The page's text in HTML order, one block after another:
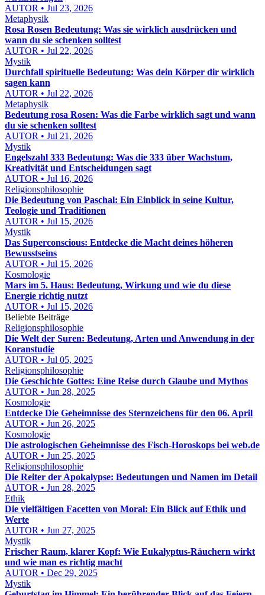
AUTOR • Jul 23, 2026
Metaphysik
Rosa Rosen Bedeutung: Was sie wirklich ausdrücken und
wann du sie schenken solltest
AUTOR • Jul 22, 2026
Mystik
Durchfall spirituelle Bedeutung: Was dein Körper dir wirklich
sagen kann
AUTOR • Jul 22, 2026
Metaphysik
Bedeutung rosa Rosen: Was die Farbe wirklich sagt und wann
du sie schenken solltest
AUTOR • Jul 21, 2026
Mystik
Engelszahl 333 Bedeutung: Was die 333 über Wachstum,
Kreativität und Entscheidungen sagt
AUTOR • Jul 16, 2026
Religionsphilosophie
Die Bedeutung von Paschal: Ein Einblick in seine Kultur,
Teologie und Traditionen
AUTOR • Jul 15, 2026
Mystik
Das Superconscious: Entdecke die Macht deines höheren
Bewusstseins
AUTOR • Jul 15, 2026
Kosmologie
Mars im 5. Haus: Bedeutung, Wirkung und wie du diese
Energie richtig nutzt
AUTOR • Jul 15, 2026
Beliebte Beiträge
Religionsphilosophie
Die Welt der Suren: Bedeutung, Arten und Anwendung in der
Koranstudie
AUTOR • Jul 05, 2025
Religionsphilosophie
Die Geschichte Gottes: Eine Reise durch Glaube und Mythos
AUTOR • Jun 28, 2025
Kosmologie
Entdecke Die Geheimnisse des Sternzeichens für den 06. April
AUTOR • Jun 26, 2025
Kosmologie
Die astrologischen Geheimnisse des Fisch-Horoskops bei web.de
AUTOR • Jun 25, 2025
Religionsphilosophie
Die Reiter der Apokalypse: Bedeutungen und Namen im Detail
AUTOR • Jun 28, 2025
Ethik
Die vielfältigen Facetten von Moral: Ein Blick auf Ethik und
Werte
AUTOR • Jun 27, 2025
Mystik
Frischer Raum, klarer Kopf: Wie Eukalyptus-Räuchern wirkt
und wie man es richtig macht
AUTOR • Dec 29, 2025
Mystik